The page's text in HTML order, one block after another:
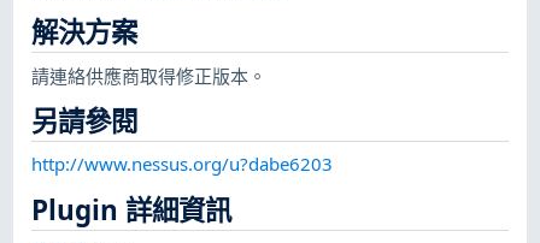
解決方案
請連絡供應商取得修正版本。
另請參閱
http://www.nessus.org/u?dabe6203
Plugin 詳細資訊